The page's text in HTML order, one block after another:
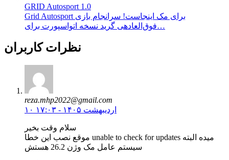
GRID Autosport 1.0
Grid Autosport برای مک اینجاست! سرانجام بازی
فوق‌العادهی گرید نسخه اتواسپورت برای…
نظرات کاربران
reza.mhp2022@gmail.com
۱۰ اردیبهشت ۱۴۰۵ - ۱۷:۰۳
سلام وقت بخیر
موقع نصب این خطا unable to check for updates میده البته
سیستم عامل مک وژن 26.2 هستش